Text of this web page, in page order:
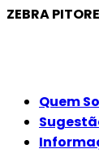
ZEBRA
Quem